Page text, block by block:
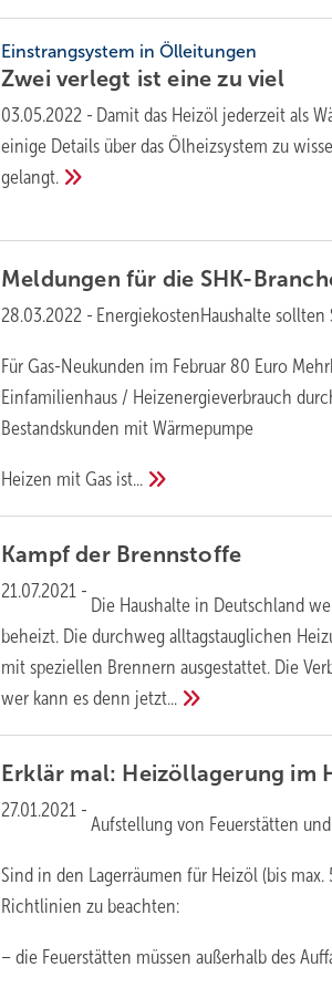
Einstrangsystem in Ölleitungen
Zwei verlegt ist eine zuviel
03.05.2022 - Damit das Heizöl jederzeit als
einige Details über das Ölheizsystem zu
gelangt.
Meldungen für die SHK-
28.03.2022 - EnergiekostenHaushalte
Für Gas-Neukunden im Februar 80 Euro
Einfamilienhaus / Heizenergieverbrauch
Bestandskunden mit Wärmepumpe
Heizen mit Gas ist...
Kampf der Brennstoffe
21.07.2021 -
Die Haushalte in Deutschland
beheizt. Die durchweg alltagstauglichen
mit speziellen Brennern ausgestattet. Die
wer kann es denn jetzt...
Erklär mal: Heizöllagerung im
27.01.2021 -
Aufstellung von Feuerstätten
Sind in den Lagerräumen für Heizöl (bis
Richtlinien zu beachten:
– die Feuerstätten müssen außerhalb des